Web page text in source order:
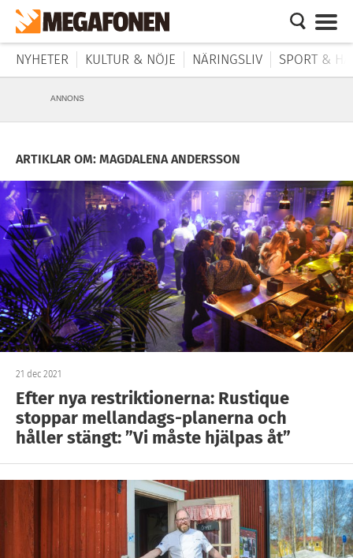
NYHETER KULTUR & NÖJE NÄRINGSLIV SPORT &
ANNONS
ARTIKLAR OM: MAGDALENA ANDERSSON
21 dec 2021
Efter nya restriktionerna: Rustique
stoppar mellandags-planerna och
håller stängt: ”Vi måste hjälpas åt”